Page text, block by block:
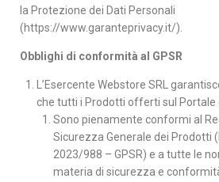
la Protezione dei Dati Personali
(https://www.garanteprivacy.it/).
Obblighi di conformità al GPSR
L’Esercente Webstore SRL
che tutti i Prodotti offerti sul Portale
Sono pienamente conformi al
Sicurezza Generale dei Prodotti
2023/988 – GPSR) e a tutte le
materia di sicurezza e